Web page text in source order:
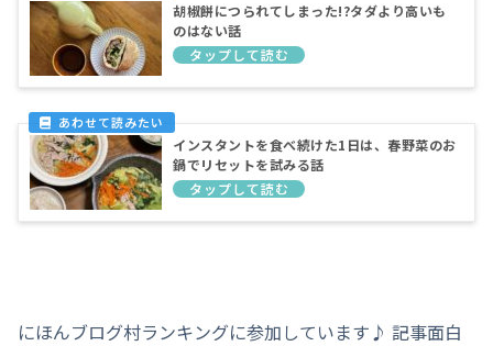
胡椒餅につられてしまった!?タダより高いも
のはない話
インスタントを食べ続けた1日は、春野菜のお
鍋でリセットを試みる話
にほんブログ村ランキングに参加しています♪ 記事面白